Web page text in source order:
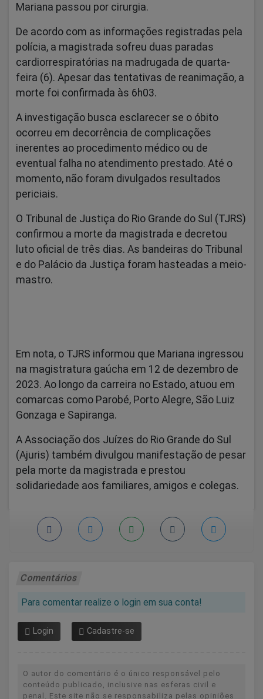
Mariana passou por cirurgia.
De acordo com as informações registradas pela
polícia, a magistrada sofreu duas paradas
cardiorrespiratórias na madrugada de quarta-
feira (6). Apesar das tentativas de reanimação, a
morte foi confirmada às 6h03.
A investigação busca esclarecer se o óbito
ocorreu em decorrência de complicações
inerentes ao procedimento médico ou de
eventual falha no atendimento prestado. Até o
momento, não foram divulgados resultados
periciais.
O Tribunal de Justiça do Rio Grande do Sul (TJRS)
confirmou a morte da magistrada e decretou
luto oficial de três dias. As bandeiras do Tribunal
e do Palácio da Justiça foram hasteadas a meio-
mastro.
Em nota, o TJRS informou que Mariana ingressou
na magistratura gaúcha em 12 de dezembro de
2023. Ao longo da carreira no Estado, atuou em
comarcas como Parobé, Porto Alegre, São Luiz
Gonzaga e Sapiranga.
A Associação dos Juízes do Rio Grande do Sul
(Ajuris) também divulgou manifestação de pesar
pela morte da magistrada e prestou
solidariedade aos familiares, amigos e colegas.
Comentários
Para comentar realize o login em sua conta!
Login Cadastre-se
O autor do comentário é o único responsável pelo
conteúdo publicado, inclusive nas esferas civil e
penal. Este site não se responsabiliza pelas opiniões